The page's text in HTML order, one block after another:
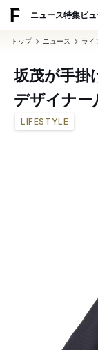
ニュース特集ビ
トップ ニュース ライ
坂茂が手掛
デザイナー
LIFESTYLE